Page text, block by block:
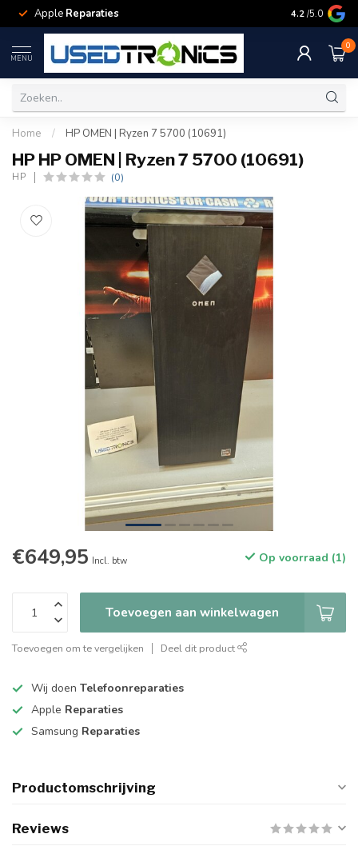
Apple Reparaties Samsung
4.2 /5.0
MENU
0
Home / HP OMEN | Ryzen 7 5700 (10691)
HP HP OMEN | Ryzen 7 5700 (10691)
HP (0)
€649,95 Incl. btw Op voorraad (1)
Toevoegen aan winkelwagen
Toevoegen om te vergelijken Deel dit product
Wij doen Telefoonreparaties
Apple Reparaties
Samsung Reparaties
Productomschrijving
Reviews